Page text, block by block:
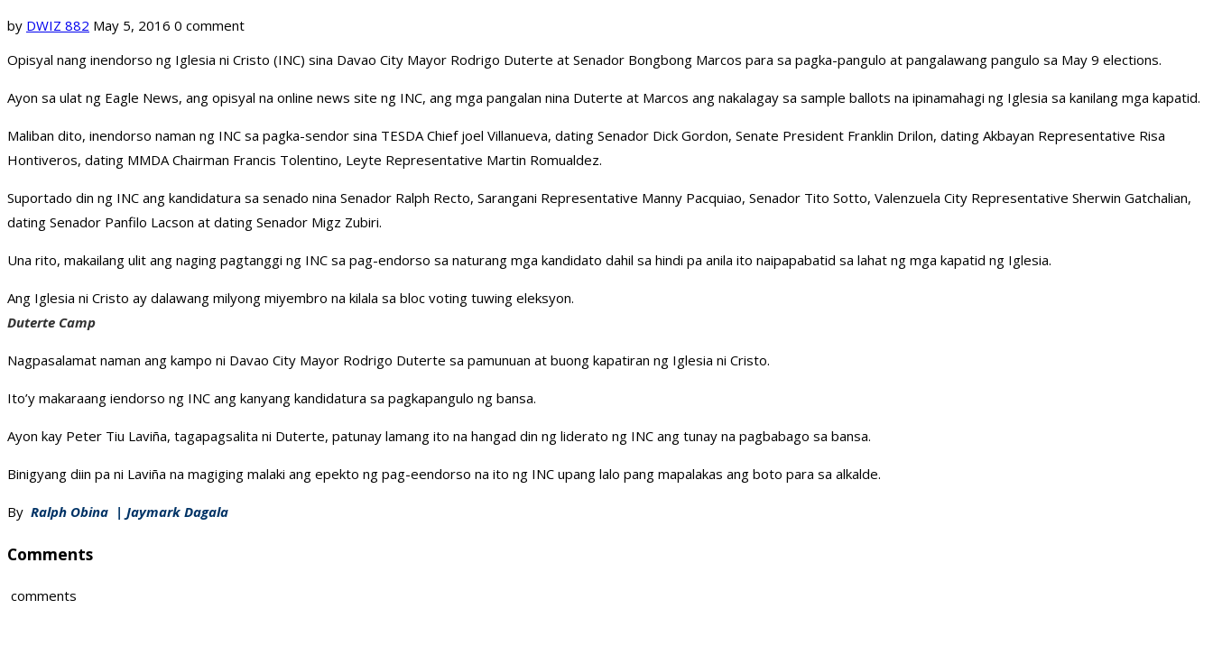
by DWIZ 882 May 5, 2016 0 comment
Opisyal nang inendorso ng Iglesia ni Cristo (INC) sina Davao City Mayor Rodrigo Duterte at Senador Bongbong Marcos para sa pagka-pangulo at pangalawang pangulo sa May 9 elections.
Ayon sa ulat ng Eagle News, ang opisyal na online news site ng INC, ang mga pangalan nina Duterte at Marcos ang nakalagay sa sample ballots na ipinamahagi ng Iglesia sa kanilang mga kapatid.
Maliban dito, inendorso naman ng INC sa pagka-sendor sina TESDA Chief joel Villanueva, dating Senador Dick Gordon, Senate President Franklin Drilon, dating Akbayan Representative Risa
Hontiveros, dating MMDA Chairman Francis Tolentino, Leyte Representative Martin Romualdez.
Suportado din ng INC ang kandidatura sa senado nina Senador Ralph Recto, Sarangani Representative Manny Pacquiao, Senador Tito Sotto, Valenzuela City Representative Sherwin Gatchalian,
dating Senador Panfilo Lacson at dating Senador Migz Zubiri.
Una rito, makailang ulit ang naging pagtanggi ng INC sa pag-endorso sa naturang mga kandidato dahil sa hindi pa anila ito naipapabatid sa lahat ng mga kapatid ng Iglesia.
Ang Iglesia ni Cristo ay dalawang milyong miyembro na kilala sa bloc voting tuwing eleksyon.
Duterte Camp
Nagpasalamat naman ang kampo ni Davao City Mayor Rodrigo Duterte sa pamunuan at buong kapatiran ng Iglesia ni Cristo.
Ito’y makaraang iendorso ng INC ang kanyang kandidatura sa pagkapangulo ng bansa.
Ayon kay Peter Tiu Laviña, tagapagsalita ni Duterte, patunay lamang ito na hangad din ng liderato ng INC ang tunay na pagbabago sa bansa.
Binigyang diin pa ni Laviña na magiging malaki ang epekto ng pag-eendorso na ito ng INC upang lalo pang mapalakas ang boto para sa alkalde.
By Ralph Obina | Jaymark Dagala
Comments
comments